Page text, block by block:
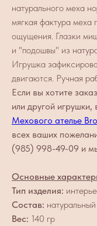
натурального меха
мягкая фактура меха
ощущения. Глазки
и "подошвы" из
Игрушка
двигаются. Ручная
Если вы хотите
или другой
Мехового ателье
всех ваших
(985) 998-49-09 и
Основные
Тип изделия:
Состав:
Вес: 140 гр